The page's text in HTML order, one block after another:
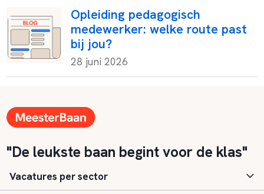
Opleiding pedagogisch
medewerker: welke route past
bij jou?
28 juni 2026
"De leukste baan begint voor de klas"
Vacatures per sector